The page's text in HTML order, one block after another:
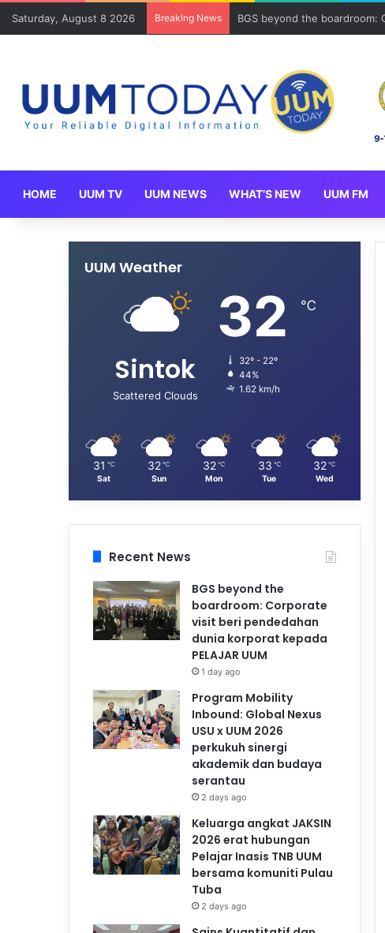
Saturday, August 8 2026 Breaking News BGS beyond the boardroom:
HOME UUM TV UUM NEWS WHAT’S NEW UUM FM
UUM Weather
Sintok
Scattered Clouds
32 ℃
32º - 22º
44%
1.62 km/h
31 ℃
Sat
32 ℃
Sun
32 ℃
Mon
33 ℃
Tue
32 ℃
Wed
Recent News
BGS beyond the
boardroom: Corporate
visit beri pendedahan
dunia korporat kepada
PELAJAR UUM
1 day ago
Program Mobility
Inbound: Global Nexus
USU x UUM 2026
perkukuh sinergi
akademik dan budaya
serantau
2 days ago
Keluarga angkat JAKSIN
2026 erat hubungan
Pelajar Inasis TNB UUM
bersama komuniti Pulau
Tuba
2 days ago